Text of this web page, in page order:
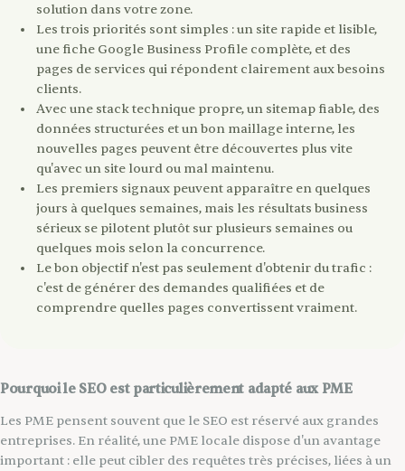
solution dans votre zone.
Les trois priorités sont simples : un site rapide et lisible,
une fiche Google Business Profile complète, et des
pages de services qui répondent clairement aux besoins
clients.
Avec une stack technique propre, un sitemap fiable, des
données structurées et un bon maillage interne, les
nouvelles pages peuvent être découvertes plus vite
qu'avec un site lourd ou mal maintenu.
Les premiers signaux peuvent apparaître en quelques
jours à quelques semaines, mais les résultats business
sérieux se pilotent plutôt sur plusieurs semaines ou
quelques mois selon la concurrence.
Le bon objectif n'est pas seulement d'obtenir du trafic :
c'est de générer des demandes qualifiées et de
comprendre quelles pages convertissent vraiment.
Pourquoi le SEO est particulièrement adapté aux PME
Les PME pensent souvent que le SEO est réservé aux grandes
entreprises. En réalité, une PME locale dispose d'un avantage
important : elle peut cibler des requêtes très précises, liées à un